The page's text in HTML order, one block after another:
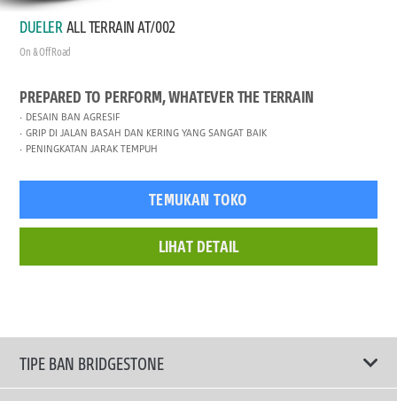
DUELER ALL TERRAIN AT/002
On & Off Road
PREPARED TO PERFORM, WHATEVER THE TERRAIN
DESAIN BAN AGRESIF
GRIP DI JALAN BASAH DAN KERING YANG SANGAT BAIK
PENINGKATAN JARAK TEMPUH
TEMUKAN TOKO
LIHAT DETAIL
TIPE BAN BRIDGESTONE